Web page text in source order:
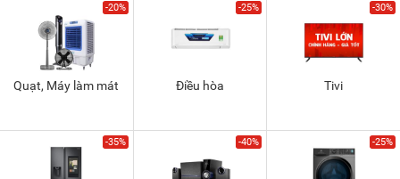
-20%
Quạt, Máy làm mát
-25%
Điều hòa
-30%
Tivi
-35% -40% -25%